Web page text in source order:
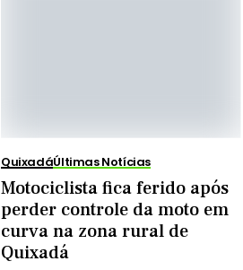
QuixadáÚltimas Notícias
Motociclista fica ferido após
perder controle da moto em
curva na zona rural de
Quixadá